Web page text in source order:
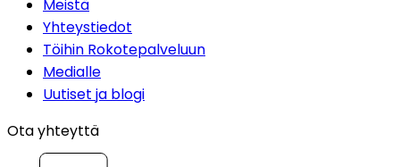
Meistä
Yhteystiedot
Töihin Rokotepalveluun
Medialle
Uutiset ja blogi
Ota yhteyttä